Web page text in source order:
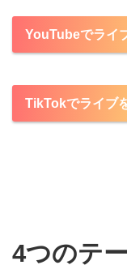
YouTubeでライ
TikTokでライブ
4つのテ